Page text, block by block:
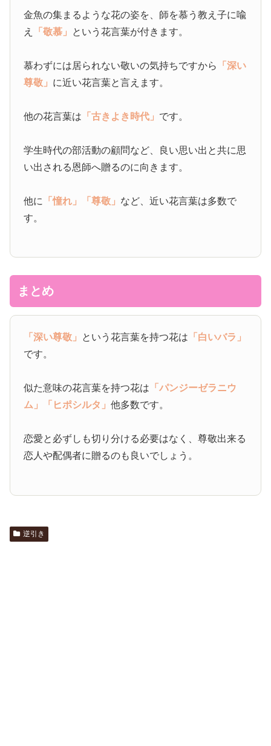
金魚の集まるような花の姿を、師を慕う教え子に喩
え
「敬慕」 という花言葉が付きます。
慕わずには居られない敬いの気持ちですから
「深い
尊敬」 に近い花言葉と言えます。
他の花言葉は 「古きよき時代」 です。
学生時代の部活動の顧問など、良い思い出と共に思
い出される恩師へ贈るのに向きます。
他に 「憧れ」 「尊敬」 など、近い花言葉は多数で
す。
まとめ
「深い尊敬」 という花言葉を持つ花は 「白いバラ」
です。
似た意味の花言葉を持つ花は 「パンジーゼラニウ
ム」
「ヒポシルタ」他多数です。
恋愛と必ずしも切り分ける必要はなく、尊敬出来る
恋人や配偶者に贈るのも良いでしょう。
逆引き